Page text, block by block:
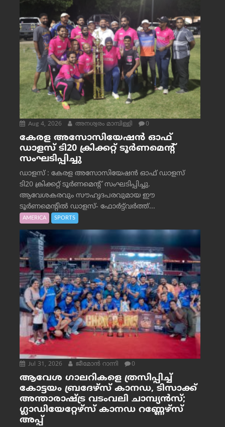
Aug 4, 2026 അനശ്വരം മാമ്പിള്ളി 0
കേരള അസോസിയേഷൻ ഓഫ്
ഡാളസ് ടി20 ക്രിക്കറ്റ് ടൂർണമെന്റ്
സംഘടിപ്പിച്ചു
ഡാളസ് : കേരള അസോസിയേഷൻ ഓഫ് ഡാളസ്
ടി20 ക്രിക്കറ്റ് ടൂർണമെന്റ് സംഘടിപ്പിച്ചു.
ആവേശകരവും സൗഹൃദപരവുമായ ഈ
ടൂർണമെന്റിൽ ഡാളസ്- ഫോർട്ട്‌വര്‍ത്ത്...
AMERICA SPORTS
Jul 31, 2026 ജീമോന്‍ റാന്നി 0
ആവേശ ഗാലറികളെ ത്രസിപ്പിച്ച്
കോട്ടയം ബ്രദേഴ്‌സ് കാനഡ, ടിസാക്ക്
അന്താരാഷ്ട്ര വടംവലി ചാമ്പ്യന്‍സ്;
ഗ്ലാഡിയേറ്റേഴ്‌സ് കാനഡ റണ്ണേഴ്‌സ്
അപ്പ്